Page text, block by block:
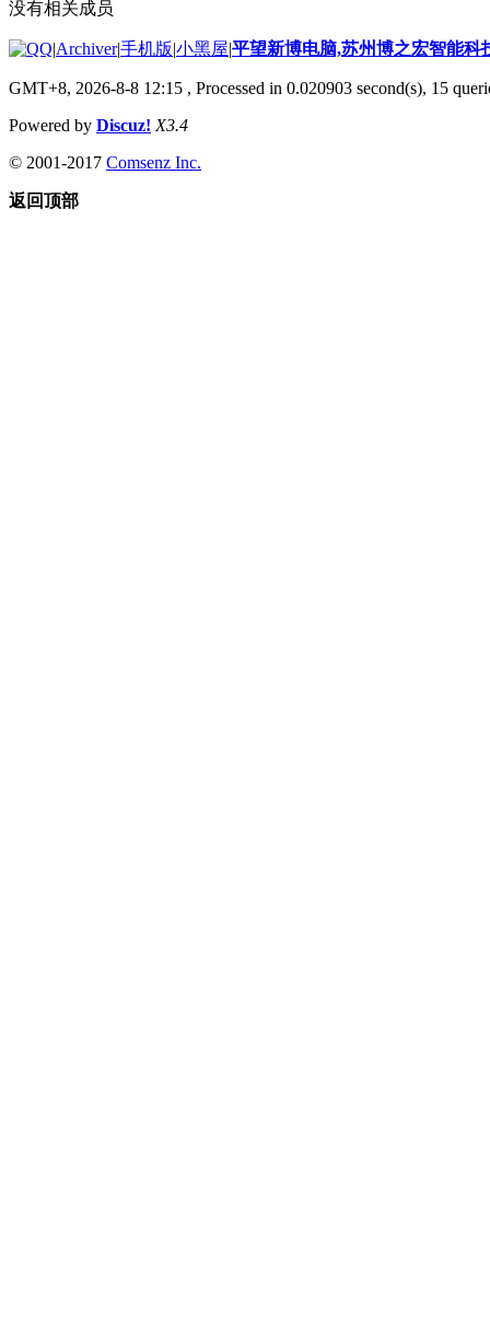
没有相关成员
|Archiver|手机版|小黑屋|平望新博电脑,苏州博之宏智能科
GMT+8, 2026-8-8 12:15 , Processed in 0.020903 second(s), 15
Powered by Discuz! X3.4
© 2001-2017 Comsenz Inc.
返回顶部